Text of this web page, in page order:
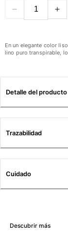
Partes de
Ver todo
Polos
Shorts
Kimonos
En un elegante color
lino puro transpirable,
Detalle del producto
Trazabilidad
Cuidado
Descubrir más